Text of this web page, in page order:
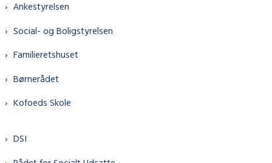
Ankestyrelsen
Social- og Boligstyrelsen
Familieretshuset
Børnerådet
Kofoeds Skole
DSI